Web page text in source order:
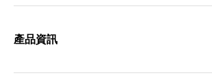
產品資訊